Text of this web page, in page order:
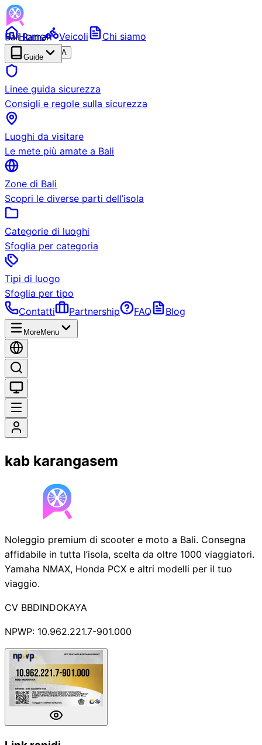
Bali Ramah
RENTAL BETA
Home Veicoli Chi siamo
Guide
Linee guida sicurezza
Consigli e regole sulla sicurezza
Luoghi da visitare
Le mete più amate a Bali
Zone di Bali
Scopri le diverse parti dell’isola
Categorie di luoghi
Sfoglia per categoria
Tipi di luogo
Sfoglia per tipo
Contatti
Partnership FAQ Blog
MoreMenu
kab karangasem
Noleggio premium di scooter e moto a Bali. Consegna
affidabile in tutta l’isola, scelta da oltre 1000 viaggiatori.
Yamaha NMAX, Honda PCX e altri modelli per il tuo
viaggio.
CV BBDINDOKAYA
NPWP: 10.962.221.7-901.000